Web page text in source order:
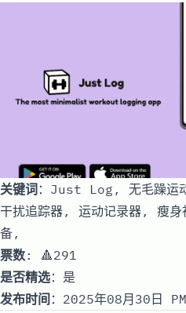
关键词：Just Log, 无毛躁运
干扰追踪器, 运动记录器, 瘦
备,
票数: 🔺291
是否精选：是
发布时间 ：2025年08月30日